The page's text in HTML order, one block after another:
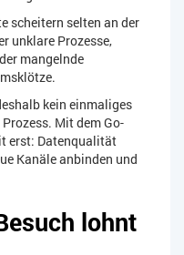
scheitern selten an der
unklare Prozesse,
mangelnde
kein einmaliges
Mit dem Go-
erst: Datenqualität
Kanäle anbinden und
lohnt